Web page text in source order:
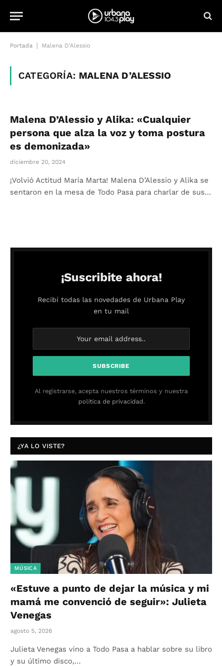
Portada Malena D'Alessio
CATEGORÍA: MALENA D’ALESSIO
Malena D’Alessio y Alika: «Cualquier
persona que alza la voz y toma postura
es demonizada»
diciembre 20, 2024
¡Volvió Actitud María Marta! Malena D’Alessio y Alika se
sentaron en la mesa de Todo Pasa para charlar de sus…
¡Suscribite ahora!
Recibí todas las novedades de Urbana Play
en tu mail
Al registrarse, acepta nuestros términos y nuestra
política de privacidad.
¿YA LO VISTE?
MÚSICA
«Estuve a punto de dejar la música y mi
mamá me convenció de seguir»: Julieta
Venegas
agosto 5, 2026
Julieta Venegas vino a Todo Pasa a hablar sobre su libro
y su último disco,…